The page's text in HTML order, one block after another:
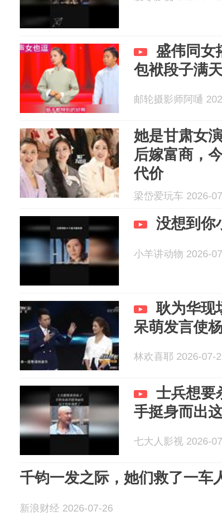
盛伟同女
包袱段子满
邮轮摄影师阿嗵
她是甘肃女
后嫁富商，
代价
梁岱爱玩车 2026-
没想到你
小羊讲动物 2026-
耿为华现
呆萌发言使
林欢喜耶 2026-07-
士兵想要
手挺身而出
七大人影视 2026-
千钧一发之际，她们救了一车
新浪财经 2026-07-26